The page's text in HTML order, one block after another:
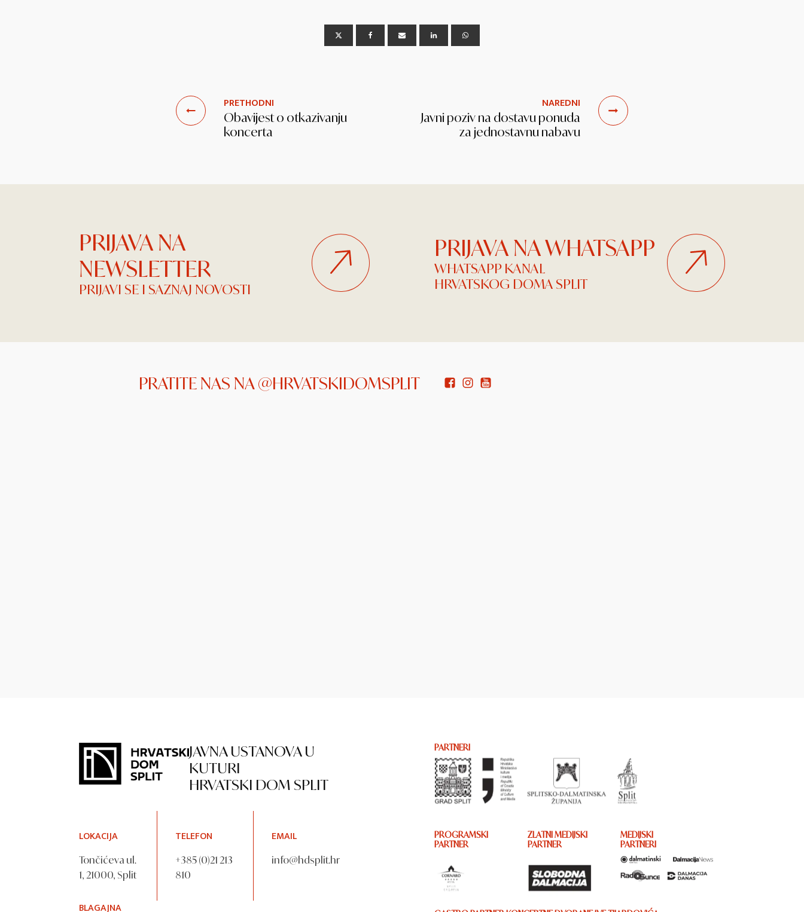
PRETHODNI
Obavijest o otkazivanju
koncerta
NAREDNI
Javni poziv na dostavu ponuda
za jednostavnu nabavu
PRIJAVA NA
NEWSLETTER
PRIJAVI SE I SAZNAJ NOVOSTI
PRIJAVA NA WHATSAPP
WHATSAPP KANAL
HRVATSKOG DOMA SPLIT
PRATITE NAS NA @HRVATSKIDOMSPLIT
JAVNA USTANOVA U
KUTURI
HRVATSKI DOM SPLIT
LOKACIJA
Tončićeva ul.
1, 21000, Split
TELEFON
+385 (0)21 213
810
EMAIL
info@hdsplit.hr
BLAGAJNA
PARTNERI
PROGRAMSKI
PARTNER
ZLATNI MEDIJSKI
PARTNER
MEDIJSKI
PARTNERI